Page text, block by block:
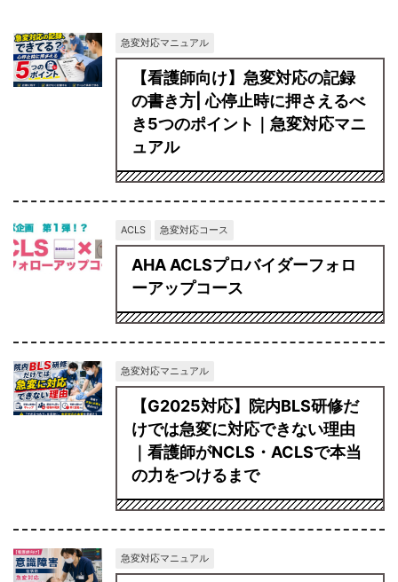
急変対応マニュアル
【看護師向け】急変対応の記録
の書き方| 心停止時に押さえるべ
き5つのポイント｜急変対応マニ
ュアル
ACLS 急変対応コース
AHA ACLSプロバイダーフォロ
ーアップコース
急変対応マニュアル
【G2025対応】院内BLS研修だ
けでは急変に対応できない理由
｜看護師がNCLS・ACLSで本当
の力をつけるまで
急変対応マニュアル